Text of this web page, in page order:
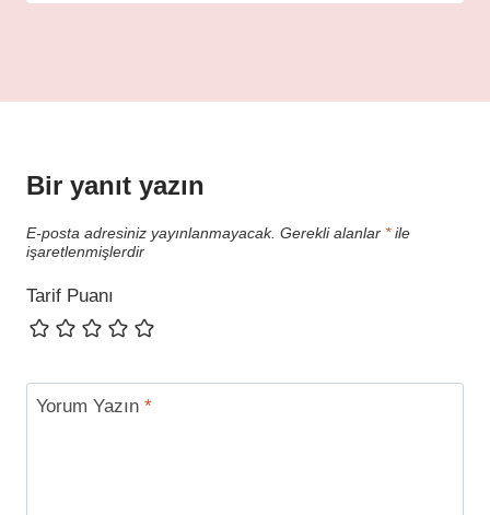
Bir yanıt yazın
E-posta adresiniz yayınlanmayacak. Gerekli alanlar *ile
işaretlenmişlerdir
Tarif Puanı
Yorum Yazın *